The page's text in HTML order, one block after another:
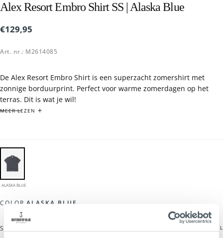
Alex Resort Embro Shirt SS | Alaska Blue
€129,95
Reguliere
€129,95
Art. nr.: M2614085
De Alex Resort Embro Shirt is een superzacht zomershirt met
zonnige borduurprint. Perfect voor warme zomerdagen op het
terras. Dit is wat je wil!
Maak de look helemaal af met de bijpassende Alex Embro Short.
MEER LEZEN
ALASKA BLUE
COLOR ALASKA BLUE
SIZE
MAATTABEL